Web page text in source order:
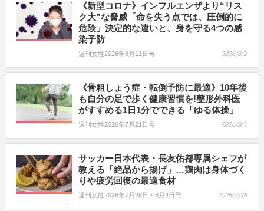
《新型コロナ》インフルエンザより“リス
ク大”な脅威「命を失う点では、圧倒的に
危険」決定的な違いと、身を守る4つの感
染予防
週刊女性2026年8月11日号 2026/8/2
《骨粗しょう症・転倒予防に最適》10年後
も自分の足で歩く健康習慣を!整形外科医
がすすめる1日1分でできる「ゆる体操」
週刊女性2026年7月21日号 2026/8/1
サッカー日本代表・長友佑都専属シェフが
教える「絶品から揚げ」…鶏肉は身体づく
りや疲労回復の最適食材
週刊女性2026年7月28日・8月4日号 2026/7/26